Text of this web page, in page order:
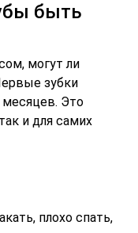
быть
могут ли
зубки
месяцев. Это
и для самих
плохо спать,